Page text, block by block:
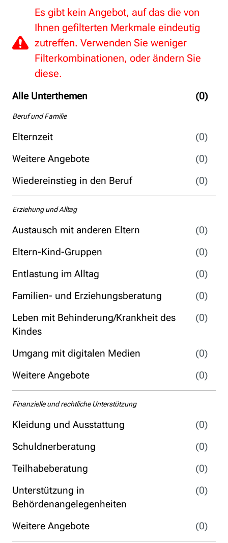
Alle Unterthemen (0)
Beruf und Familie
Elternzeit
(0)
Weitere Angebote
(0)
Wiedereinstieg in den Beruf
(0)
Erziehung und Alltag
Austausch mit anderen Eltern
(0)
Eltern-Kind-Gruppen
(0)
Entlastung im Alltag
(0)
Familien- und Erziehungsberatung
(0)
Leben mit Behinderung/Krankheit des
Kindes
(0)
Umgang mit digitalen Medien
(0)
Weitere Angebote
(0)
Finanzielle und rechtliche Unterstützung
Kleidung und Ausstattung
(0)
Schuldnerberatung
(0)
Teilhabeberatung
(0)
Unterstützung in
Behördenangelegenheiten
(0)
Weitere Angebote (0)
Es gibt kein Angebot, auf das die von
Ihnen gefilterten Merkmale eindeutig
zutreffen. Verwenden Sie weniger
Filterkombinationen, oder ändern Sie
diese.